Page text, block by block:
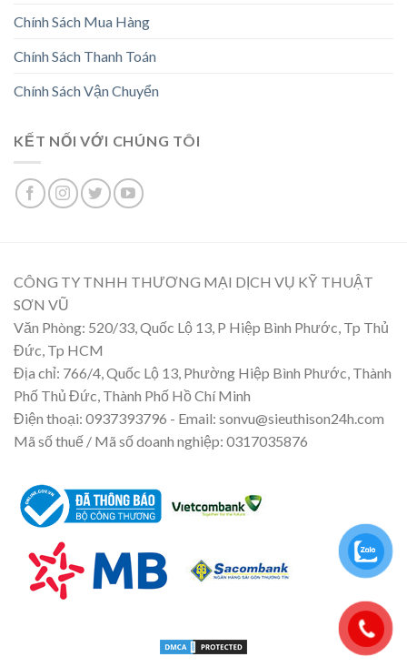
Chính Sách Mua Hàng
Chính Sách Thanh Toán
Chính Sách Vận Chuyển
KẾT NỐI VỚI CHÚNG TÔI
CÔNG TY TNHH THƯƠNG MẠI DỊCH VỤ KỸ THUẬT
SƠN VŨ
Văn Phòng: 520/33, Quốc Lộ 13, P Hiệp Bình Phước, Tp Thủ
Đức, Tp HCM
Địa chỉ: 766/4, Quốc Lộ 13, Phường Hiệp Bình Phước, Thành
Phố Thủ Đức, Thành Phố Hồ Chí Minh
Điện thoại: 0937393796 - Email: sonvu@sieuthison24h.com
Mã số thuế / Mã số doanh nghiệp: 0317035876